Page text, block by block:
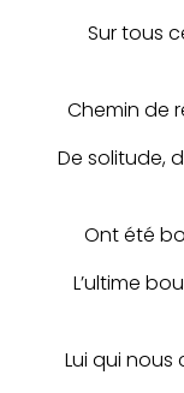
Sur tous
Chemin de
De solitude,
Ont été
L’ultime
Lui qui